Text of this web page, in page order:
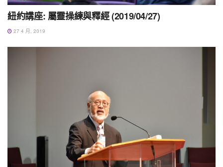
紐約講座: 屬靈操練與釋經 (2019/04/27)
27 4 月, 2019